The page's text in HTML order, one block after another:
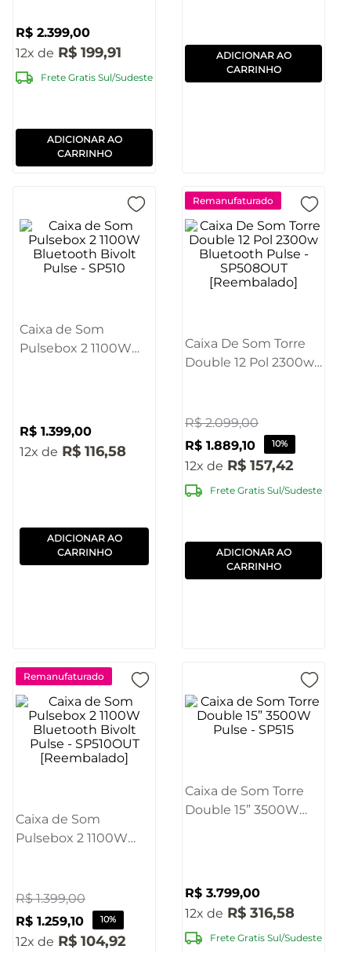
R$ 2.399,00
12
R$ 199,91
Frete Gratis Sul/Sudeste
ADICIONAR AO
CARRINHO
ADICIONAR AO
CARRINHO
Caixa de Som
Pulsebox 2 1100W
R$ 1.399,00
12
R$ 116,58
ADICIONAR AO
CARRINHO
Remanufaturado
Caixa De Som Torre
Double 12 Pol 2300w
[Reembalado]
R$ 2.099,00
R$ 1.889,10 10%
12 R$ 157,42
Frete Gratis Sul/Sudeste
ADICIONAR AO
CARRINHO
Remanufaturado
Caixa de Som
Pulsebox 2 1100W
[Reembalado]
R$ 1.399,00
R$ 1.259,10 10%
12 R$ 104,92
Caixa de Som Torre
Double 15” 3500W
R$ 3.799,00
12
R$ 316,58
Frete Gratis Sul/Sudeste